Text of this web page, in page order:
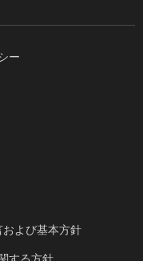
ー
よび基本方針
する方針